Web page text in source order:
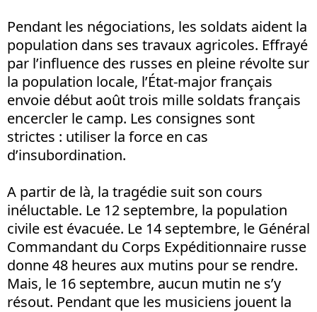
Pendant les négociations, les soldats aident la
population dans ses travaux agricoles. Effrayé
par l’influence des russes en pleine révolte sur
la population locale, l’État-major français
envoie début août trois mille soldats français
encercler le camp. Les consignes sont
strictes : utiliser la force en cas
d’insubordination.
A partir de là, la tragédie suit son cours
inéluctable. Le 12 septembre, la population
civile est évacuée. Le 14 septembre, le Général
Commandant du Corps Expéditionnaire russe
donne 48 heures aux mutins pour se rendre.
Mais, le 16 septembre, aucun mutin ne s’y
résout. Pendant que les musiciens jouent la